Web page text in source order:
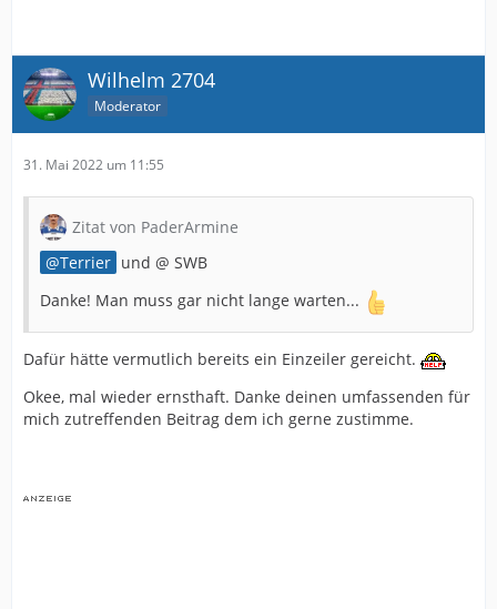
Wilhelm 2704
Moderator
31. Mai 2022 um 11:55
Zitat von PaderArmine
Terrier und @ SWB
Danke! Man muss gar nicht lange warten...
Dafür hätte vermutlich bereits ein Einzeiler gereicht.
Okee, mal wieder ernsthaft. Danke deinen umfassenden für
mich zutreffenden Beitrag dem ich gerne zustimme.